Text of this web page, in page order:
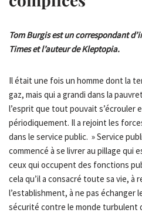
Tom Burgis est un correspondant
Times et l’auteur de Kleptopia.
Il était une fois un homme dont la
gaz, mais qui a grandi dans la
l’esprit que tout pouvait s’écrouler
périodiquement. Il a rejoint les
dans le service public. » Service
commencé à se livrer au pillage qui
ceux qui occupent des fonctions
cela qu’il a consacré toute sa vie, à
l’establishment, à ne pas échanger
sécurité contre le monde turbulent